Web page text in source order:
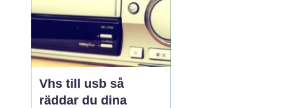
manuella listor. Ett
genomtänkt30 juni
2026
Vhs till usb så
räddar du dina